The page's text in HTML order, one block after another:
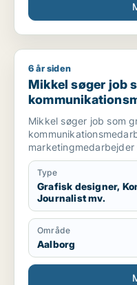
Mikkel søger job som
6 år siden
Mikkel søger job
/
Mikkel søger job som
Type
Grafisk designer,
Journalist mv.
Område
Aalborg